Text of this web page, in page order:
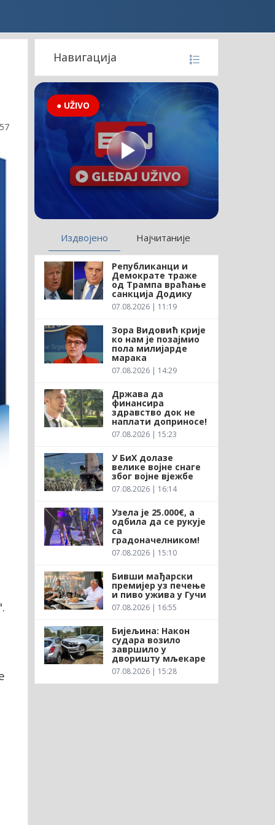
Навигација
● UŽIVO
Издвојено Најчитаније
Републиканци и
Демократе траже
од Трампа враћање
санкција Додику
07.08.2026 | 11:19
Зора Видовић крије
ко нам је позајмио
пола милијарде
марака
07.08.2026 | 14:29
Држава да
финансира
здравство док не
наплати доприносе!
07.08.2026 | 15:23
У БиХ долазе
велике војне снаге
због војне вјежбе
07.08.2026 | 16:14
Узела је 25.000€, а
одбила да се рукује
са
градоначелником!
07.08.2026 | 15:10
Бивши мађарски
премијер уз печење
и пиво ужива у Гучи
07.08.2026 | 16:55
Бијељина: Након
судара возило
завршило у
дворишту мљекаре
07.08.2026 | 15:28